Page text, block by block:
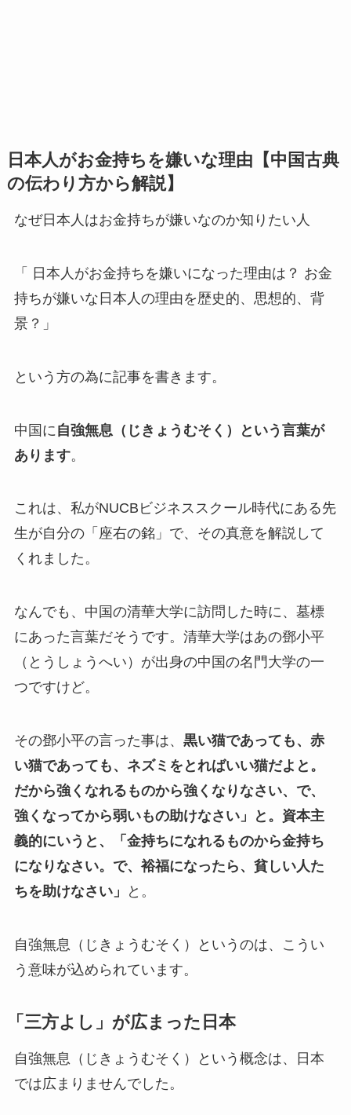
日本人がお金持ちを嫌いな理由【中国古典
の伝わり方から解説】
なぜ日本人はお金持ちが嫌いなのか知りたい人
「 日本人がお金持ちを嫌いになった理由は？ お金
持ちが嫌いな日本人の理由を歴史的、思想的、背
景？」
という方の為に記事を書きます。
中国に 自強無息（じきょうむそく）という言葉が
あります。
これは、私がNUCBビジネススクール時代にある先
生が自分の「座右の銘」で、その真意を解説して
くれました。
なんでも、中国の清華大学に訪問した時に、墓標
にあった言葉だそうです。清華大学はあの鄧小平
（とうしょうへい）が出身の中国の名門大学の一
つですけど。
その鄧小平の言った事は、 黒い猫であっても、赤
い猫であっても、ネズミをとればいい猫だよと。
だから強くなれるものから強くなりなさい、で、
強くなってから弱いもの助けなさい」と。資本主
義的にいうと、「金持ちになれるものから金持ち
になりなさい。で、裕福になったら、貧しい人た
ちを助けなさい」
と。
自強無息（じきょうむそく）というのは、こうい
う意味が込められています。
「三方よし」が広まった日本
自強無息（じきょうむそく）という概念は、日本
では広まりませんでした。